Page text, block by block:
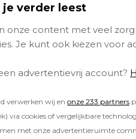
je verder leest
onze content met veel
Je kunt ook kiezen voor
advertentievrij account?
verwerken wij en onze 233 partners
via cookies of vergelijkbare
met onze advertentieruimte
die me heeft
me houdt alsof ik